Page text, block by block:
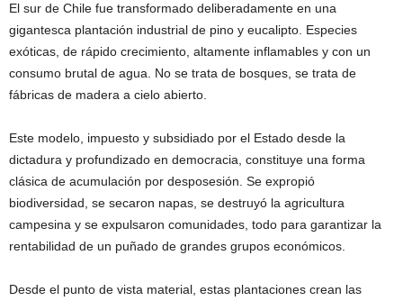
El sur de Chile fue transformado deliberadamente en una
gigantesca plantación industrial de pino y eucalipto. Especies
exóticas, de rápido crecimiento, altamente inflamables y con un
consumo brutal de agua. No se trata de bosques, se trata de
fábricas de madera a cielo abierto.
Este modelo, impuesto y subsidiado por el Estado desde la
dictadura y profundizado en democracia, constituye una forma
clásica de acumulación por desposesión. Se expropió
biodiversidad, se secaron napas, se destruyó la agricultura
campesina y se expulsaron comunidades, todo para garantizar la
rentabilidad de un puñado de grandes grupos económicos.
Desde el punto de vista material, estas plantaciones crean las